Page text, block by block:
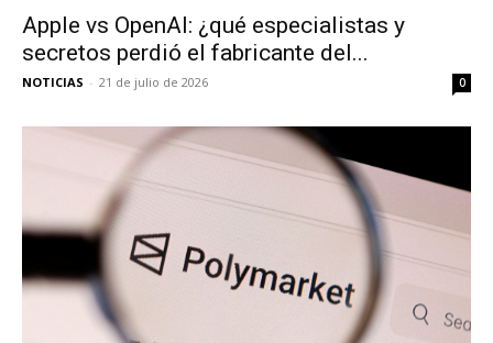
Apple vs OpenAI: ¿qué especialistas y
secretos perdió el fabricante del...
NOTICIAS - 21 de julio de 2026 0